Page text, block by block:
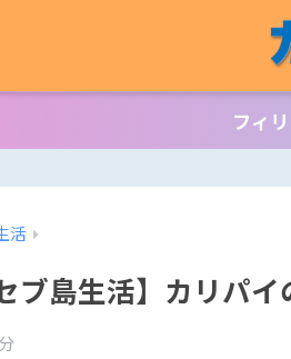
フィ
活
ブ島生活】カリパ